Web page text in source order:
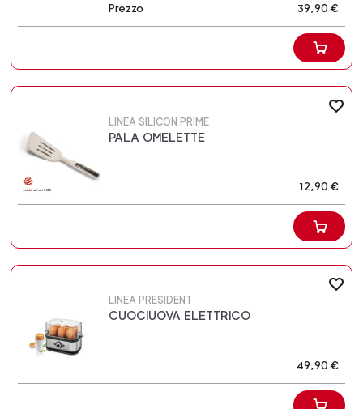
Prezzo
39,90 €
LINEA SILICON PRIME
PALA OMELETTE
12,90 €
LINEA PRESIDENT
CUOCIUOVA ELETTRICO
49,90 €